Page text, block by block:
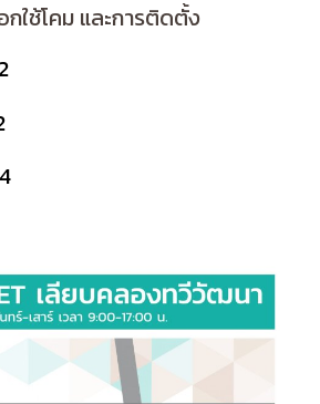
กใช้โคม และการติดตั้ง